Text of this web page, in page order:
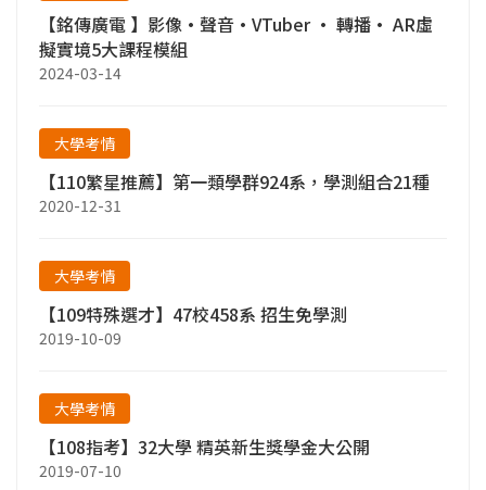
【銘傳廣電 】影像•聲音•VTuber • 轉播• AR虛
擬實境5大課程模組
2024-03-14
大學考情
【110繁星推薦】第一類學群924系，學測組合21種
2020-12-31
大學考情
【109特殊選才】47校458系 招生免學測
2019-10-09
大學考情
【108指考】32大學 精英新生獎學金大公開
2019-07-10